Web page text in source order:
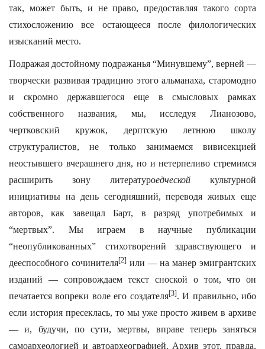
так, может быть, и не право, предоставляя такого сорта
стихосложению все остающееся после филологических
изысканий место.
Подражая достойному подражанья “Минувшему”, верней —
творчески развивая традицию этого альманаха, старомодно
и скромно державшегося еще в смысловых рамках
собственного названия, мы, исследуя Лианозово,
чертковский кружок, дерптскую летнюю школу
структуралистов, не только занимаемся вивисекцией
неостывшего вчерашнего дня, но и нетерпеливо стремимся
расширить зону литературоедческой культурной
инициативы на день сегодняшний, переводя живых еще
авторов, как завещал Барт, в разряд употребимых и
“мертвых”. Мы играем в научные публикации
“неопубликованных” стихотворений здравствующего и
дееспособного сочинителя[2]или — на манер эмигрантских
изданий — сопровождаем текст сноской о том, что он
печатается вопреки воле его создателя[3]. И правильно, ибо
если история пресеклась, то мы уже просто живем в архиве
— и, будучи, по сути, мертвы, вправе теперь заняться
самоархеологией и автоархеографией. Архив этот, правда,